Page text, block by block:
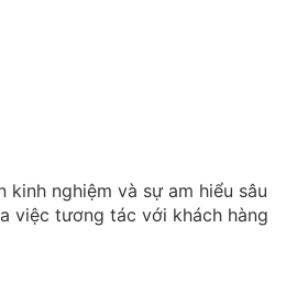
nghiệm và sự am hiểu sâu
việc tương tác với khách hàng